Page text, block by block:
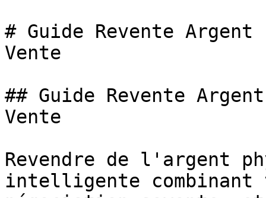
# Guide Revente
Vente
## Guide Revente
Vente
Revendre de l'argent
intelligente combinant